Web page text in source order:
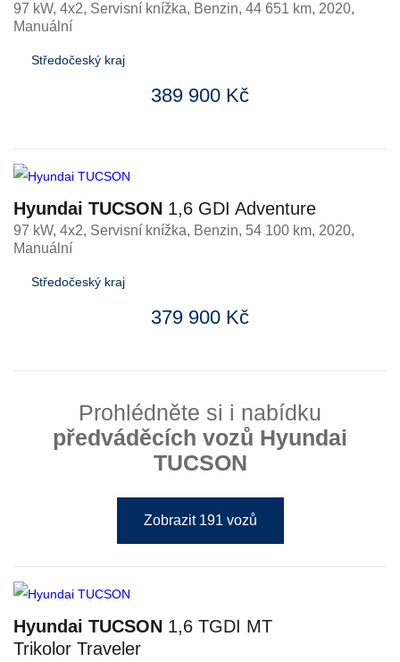
97 kW, 4x2, Servisní knížka, Benzin, 44 651 km, 2020,
Manuální
Středočeský kraj
389 900 Kč
Hyundai TUCSON 1,6 GDI Adventure
97 kW, 4x2, Servisní knížka, Benzin, 54 100 km, 2020,
Manuální
Středočeský kraj
379 900 Kč
Prohlédněte si i nabídku
předváděcích vozů Hyundai
TUCSON
Zobrazit 191 vozů
Hyundai TUCSON 1,6 TGDI MT
Trikolor Traveler